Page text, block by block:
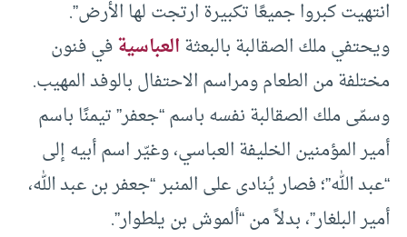
انتهيت كبروا جميعًا تكبيرة ارتجت لها الأرض”.
ويحتفي ملك الصقالبة بالبعثةالعباسيةفي فنون
مختلفة من الطعام ومراسم الاحتفال بالوفد المهيب.
وسمّى ملك الصقالبة نفسه باسم “جعفر” تيمنًا باسم
أمير المؤمنين الخليفة العباسي، وغيّر اسم أبيه إلى
“عبد الله”؛ فصار يُنادى على المنبر “جعفر بن عبد الله،
أمير البلغار”، بدلاً من “ألموش بن يلطوار”.